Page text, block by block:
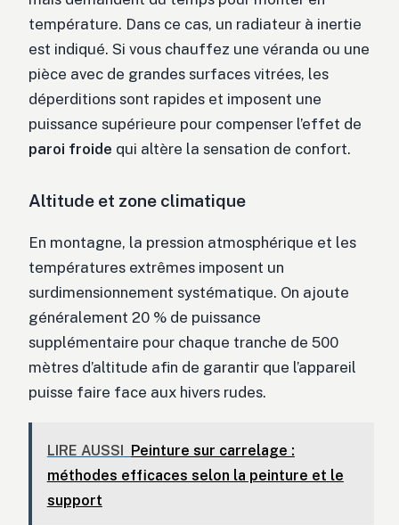
température. Dans ce cas, un radiateur à inertie
est indiqué. Si vous chauffez une véranda ou une
pièce avec de grandes surfaces vitrées, les
déperditions sont rapides et imposent une
puissance supérieure pour compenser l’effet de
paroi froide qui altère la sensation de confort.
Altitude et zone climatique
En montagne, la pression atmosphérique et les
températures extrêmes imposent un
surdimensionnement systématique. On ajoute
généralement 20 % de puissance
supplémentaire pour chaque tranche de 500
mètres d’altitude afin de garantir que l’appareil
puisse faire face aux hivers rudes.
LIRE AUSSI Peinture sur carrelage :
méthodes efficaces selon la peinture et le
support